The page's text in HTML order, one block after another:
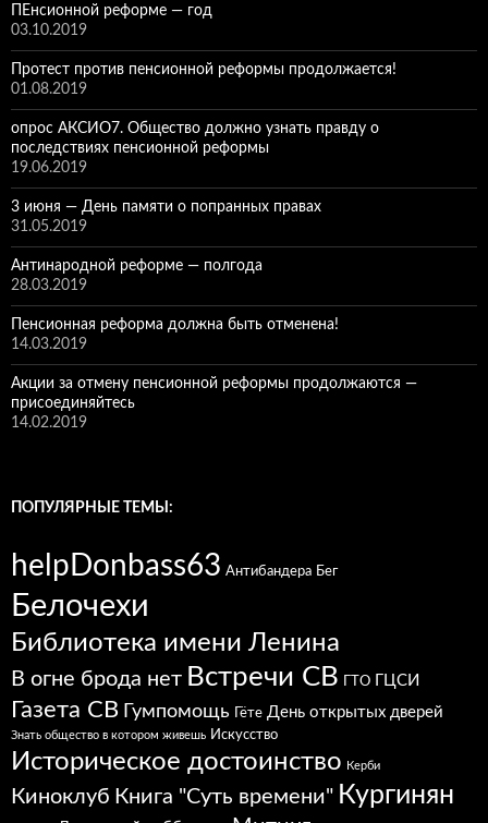
ПЕнсионной реформе — год
03.10.2019
Протест против пенсионной реформы продолжается!
01.08.2019
опрос АКСИО7. Общество должно узнать правду о
последствиях пенсионной реформы
19.06.2019
3 июня — День памяти о попранных правах
31.05.2019
Антинародной реформе — полгода
28.03.2019
Пенсионная реформа должна быть отменена!
14.03.2019
Акции за отмену пенсионной реформы продолжаются —
присоединяйтесь
14.02.2019
ПОПУЛЯРНЫЕ ТЕМЫ:
helpDonbass63 Антибандера Бег
Белочехи
Библиотека имени Ленина
В огне брода нет Встречи СВ ГТО ГЦСИ
Газета СВ Гумпомощь Гёте День открытых дверей
Знать общество в котором живешь Искусство
Историческое достоинство Керби
Киноклуб Книга "Суть времени" Кургинян